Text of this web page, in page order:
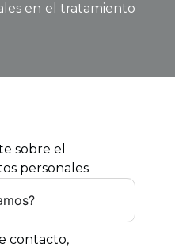
en el tratamiento
sobre el
personales
contacto,